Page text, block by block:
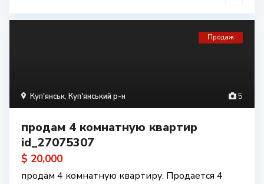
5
Куп'янськ, Куп'янський р-н
Продаж
продам 4 комнатную квартир
id_27075307
$ 20,000
продам 4 комнатную квартиру. Продается 4